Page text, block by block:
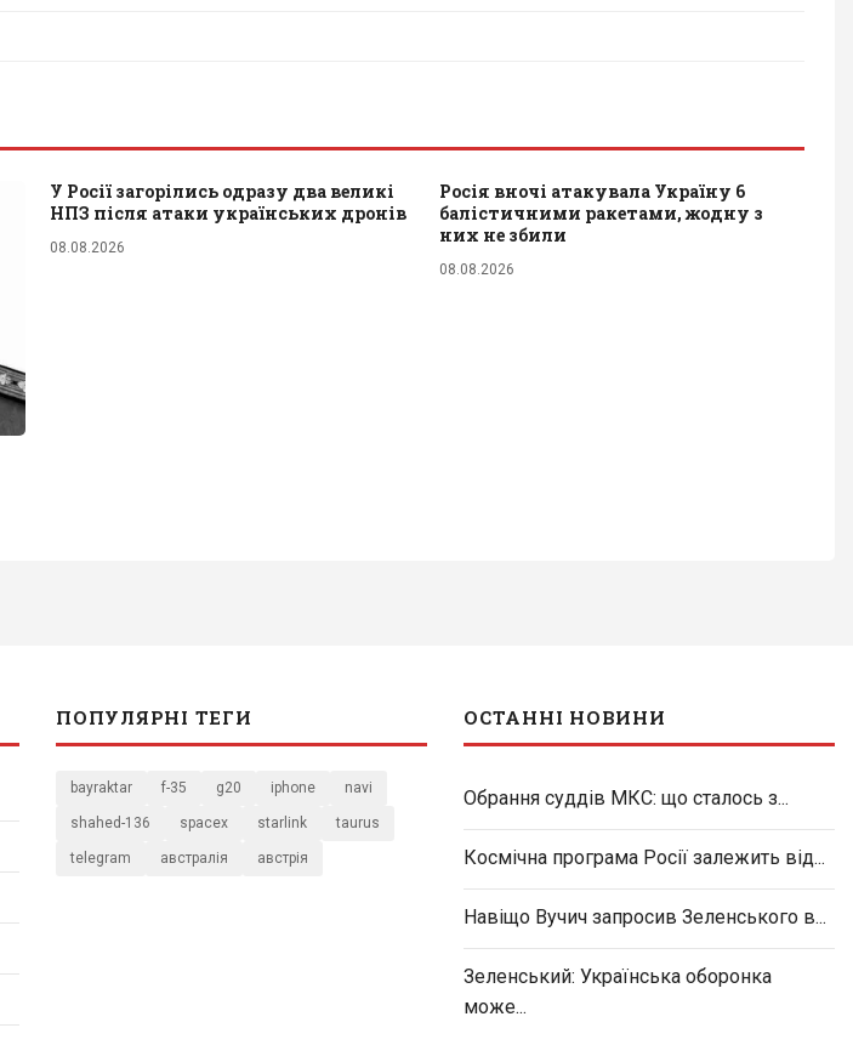
У Росії загорілись одразу два великі
НПЗ після атаки українських дронів
08.08.2026
Росія вночі атакувала Україну 6
балістичними ракетами, жодну з
них не збили
08.08.2026
ПОПУЛЯРНІ ТЕГИ
bayraktar f-35 g20 iphone navi
shahed-136 spacex starlink taurus
telegram австралія австрія
ОСТАННІ НОВИНИ
Обрання суддів МКС: що сталось з...
Космічна програма Росії залежить від...
Навіщо Вучич запросив Зеленського в...
Зеленський: Українська оборонка
може...